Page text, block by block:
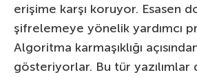
erişime karşı koruyor. Esasen
şifrelemeye yönelik yardımcı
Algoritma karmaşıklığı
gösteriyorlar. Bu tür